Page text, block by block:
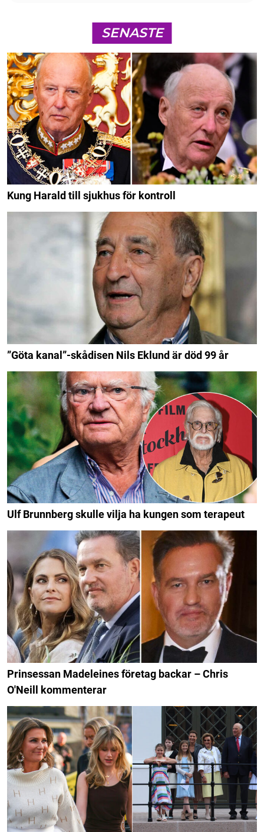
SENASTE
Kung Harald till sjukhus för kontroll
”Göta kanal”-skådisen Nils Eklund är död 99 år
Ulf Brunnberg skulle vilja ha kungen som terapeut
Prinsessan Madeleines företag backar – Chris
O'Neill kommenterar